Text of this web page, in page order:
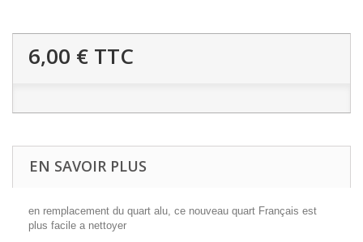
6,00 € TTC
EN SAVOIR PLUS
en remplacement du quart alu, ce nouveau quart Français est
plus facile a nettoyer